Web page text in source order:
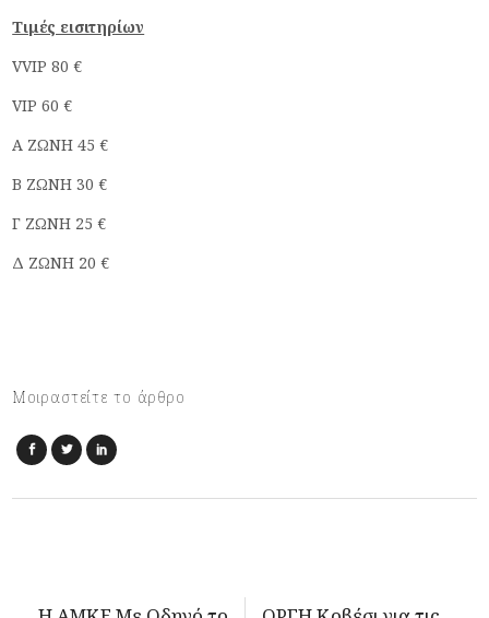
Τιμές εισιτηρίων
VVIP 80 €
VIP 60 €
A ΖΩΝΗ 45 €
Β ΖΩΝΗ 30 €
Γ ΖΩΝΗ 25 €
Δ ΖΩΝΗ 20 €
Μοιραστείτε το άρθρο